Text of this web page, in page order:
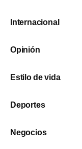
Internacional
Opinión
Estilo de vida
Deportes
Negocios